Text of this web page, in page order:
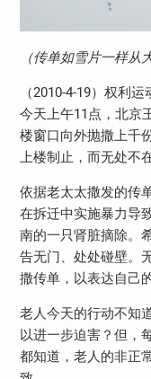
（传单如雪片一样从
（2010-4-19）权利运
今天上午11点，北京
楼窗口向外抛撒上千
上楼制止，而无处不
依据老太太撒发的传
在拆迁中实施暴力导
南的一只肾脏摘除。
告无门、处处碰壁。
撒传单，以表达自己
老人今天的行动不知
以进一步迫害？但，
都知道，老人的非正